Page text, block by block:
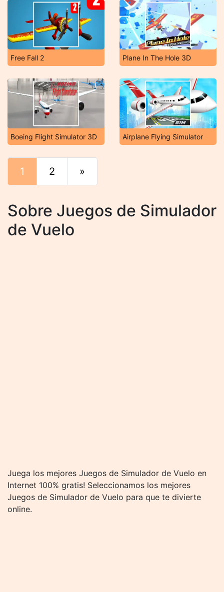
Free Fall 2 Plane In The Hole 3D
Boeing Flight Simulator 3D Airplane Flying Simulator
1 2 »
Sobre Juegos de Simulador
de Vuelo
Juega los mejores Juegos de Simulador de Vuelo en
Internet 100% gratis! Seleccionamos los mejores
Juegos de Simulador de Vuelo para que te divierte
online.